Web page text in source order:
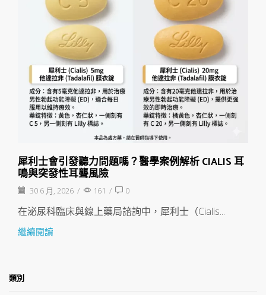
犀利士會引發聽力問題嗎？醫學案例解析 CIALIS 耳
鳴與突發性耳聾風險
30 6 月, 2026 / 161 / 0
在泌尿科臨床與線上藥局諮詢中，犀利士（Cialis...
繼續閱讀
類別